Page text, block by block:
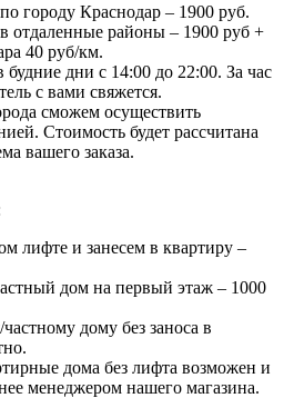
городу Краснодар – 1900 руб.
отдаленные районы – 1900 руб +
40 руб/км.
будние дни с 14:00 до 22:00. За час
с вами свяжется.
сможем осуществить
Стоимость будет рассчитана
вашего заказа.
лифте и занесем в квартиру –
дом на первый этаж – 1000
дому без заноса в
дома без лифта возможен и
менеджером нашего магазина.